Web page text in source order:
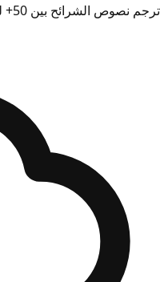
ترجم نصوص الشرائح بين 50+ لغة باستخدام ذكاء اصطناعي متقدم.